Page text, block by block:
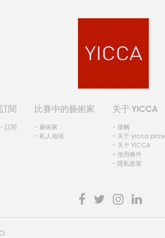
訂閱
- 訂閱
比賽中的藝術家
- 藝術家
- 私人领域
关于 YICCA
- 接觸
- 关于 yicca prize
- 关于 YICCA
- 使用條件
- 隱私政策